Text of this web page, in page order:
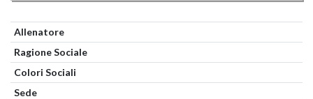
Allenatore
Ragione Sociale
Colori Sociali
Sede